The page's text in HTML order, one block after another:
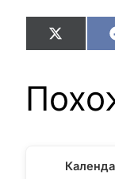
Share
on
X
(Twitter)